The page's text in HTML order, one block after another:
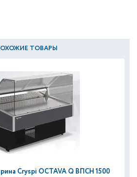
ТОВАРЫ
Cryspi OCTAVA Q ВПСН 1500